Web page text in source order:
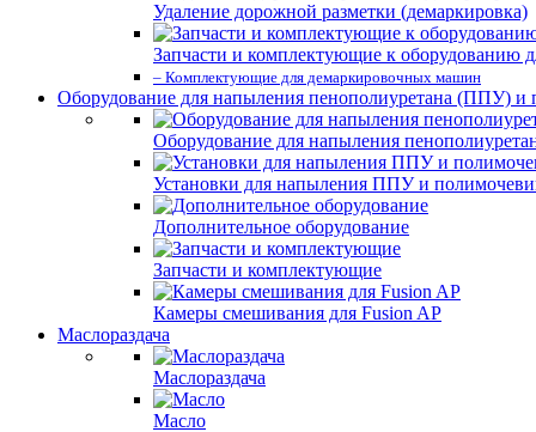
Удаление дорожной разметки (демаркировка)
Запчасти и комплектующие к оборудованию
– Комплектующие для демаркировочных машин
Оборудование для напыления пенополиуретана (ППУ) и
Оборудование для напыления
Установки для напыления ППУ и
Дополнительное оборудование
Запчасти и комплектующие
Камеры смешивания для Fusion AP
Маслораздача
Маслораздача
Масло